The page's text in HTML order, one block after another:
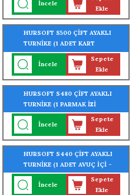
MONTELİ)
İncele
Ekle
HURSOFT S500 ÇİFT AYAKLI
TURNİKE (1 ADET KART
OKUYUCU TURNİKEYE
MONTELİ)
İncele
Sepete
Ekle
HURSOFT S480 ÇİFT AYAKLI
TURNİKE (1 PARMAK İZİ
OKUYUCU TURNİKEYE
MONTELİ)
İncele
Sepete
Ekle
HURSOFT S440 ÇİFT AYAKLI
TURNİKE (1 ADET AVUÇ İÇİ -
PARMAK İZİ OKUYUCU
TURNİKEYE MONTELİ)
İncele
Sepete
Ekle